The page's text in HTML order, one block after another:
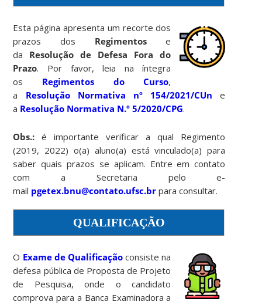
Esta página apresenta um recorte dos
prazos dos Regimentose
da Resolução de Defesa Fora do
Prazo. Por favor, leia na íntegra
os Regimentos do Curso,
a Resolução Normativa nº 154/2021/CUn e
a Resolução Normativa N.º 5/2020/CPG.
Obs.:é importante verificar a qual Regimento
(2019, 2022) o(a) aluno(a) está vinculado(a) para
saber quais prazos se aplicam. Entre em contato
com a Secretaria pelo e-
mail pgetex.bnu@contato.ufsc.br para consultar.
QUALIFICAÇÃO
O Exame de Qualificaçãoconsiste na
defesa pública de Proposta de Projeto
de Pesquisa, onde o candidato
comprova para a Banca Examinadora a